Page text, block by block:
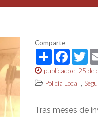
Comparte
Share
publicado el 25 de
Policía Local ,
Tras meses de